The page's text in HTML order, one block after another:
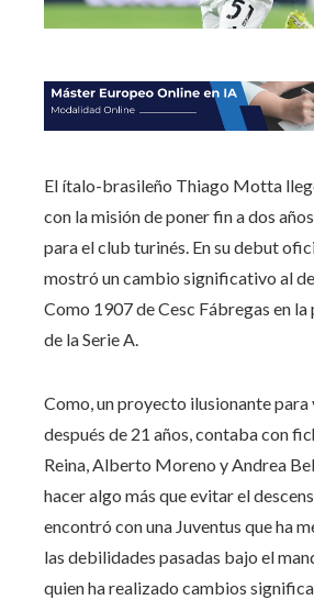
El ítalo-brasileño Thiago Motta
con la misión de poner fin a dos
para el club turinés. En su debut
mostró un cambio significativo al
Como 1907 de Cesc Fábregas en
de la Serie A.
Como, un proyecto ilusionante para
después de 21 años, contaba con
Reina, Alberto Moreno y Andrea
hacer algo más que evitar el
encontró con una Juventus que ha
las debilidades pasadas bajo el
quien ha realizado cambios